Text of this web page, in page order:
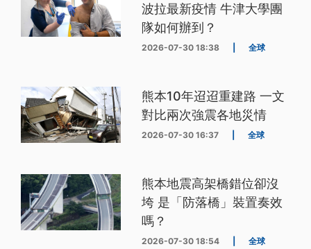
波拉最新疫情 牛津大學團
隊如何辦到？
2026-07-30 18:38 全球
熊本10年迢迢重建路 一文
對比兩次強震各地災情
2026-07-30 16:37 全球
熊本地震高架橋錯位卻沒
垮 是「防落橋」裝置奏效
嗎？
2026-07-30 18:54 全球